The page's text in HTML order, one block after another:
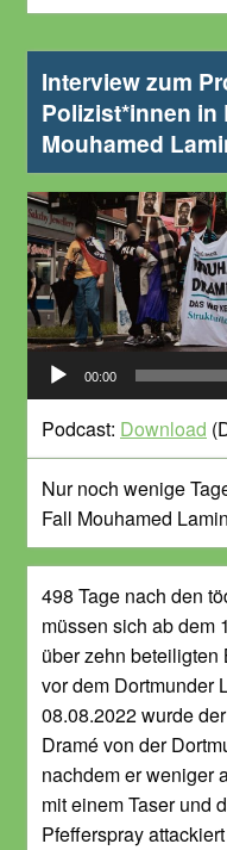
Interview zum
Polizist*innen in
Mouhamed
Audio-
Player
00:00
Podcast: Download
Nur noch wenige
Fall Mouhamed
498 Tage nach den
müssen sich ab dem
über zehn beteiligten
vor dem Dortmunder
08.08.2022 wurde
Dramé von der
nachdem er weniger
mit einem Taser und
Pfefferspray